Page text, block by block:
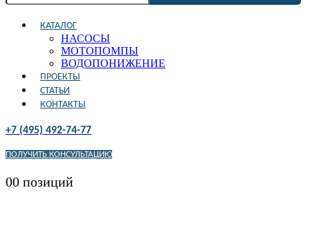
КАТАЛОГ
НАСОСЫ
МОТОПОМПЫ
ВОДОПОНИЖЕНИЕ
ПРОЕКТЫ
СТАТЬИ
КОНТАКТЫ
+7 (495) 492-74-77
ПОЛУЧИТЬ КОНСУЛЬТАЦИЮ
00 позиций